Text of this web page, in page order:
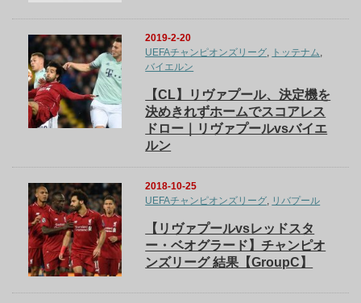
2019-2-20
UEFAチャンピオンズリーグ, トッテナム,
バイエルン
【CL】リヴァプール、決定機を
決めきれずホームでスコアレス
ドロー｜リヴァプールvsバイエ
ルン
2018-10-25
UEFAチャンピオンズリーグ, リバプール
【リヴァプールvsレッドスタ
ー・ベオグラード】チャンピオ
ンズリーグ 結果【GroupC】